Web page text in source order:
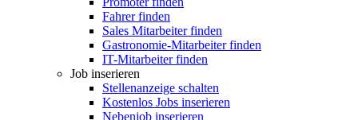
Fahrer finden
Sales Mitarbeiter finden
Gastronomie-Mitarbeiter finden
IT-Mitarbeiter finden
Job inserieren
Stellenanzeige schalten
Kostenlos Jobs inserieren
Nebenjob inserieren